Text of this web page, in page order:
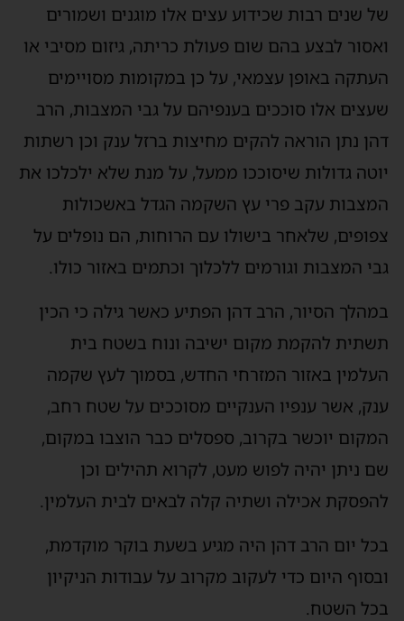
של שנים רבות שכידוע עצים אלו מוגנים ושמורים
ואסור לבצע בהם שום פעולת כריתה, גיזום מסיבי או
העתקה באופן עצמאי, על כן במקומות מסויימים
שעצים אלו סוככים בענפיהם על גבי המצבות, הרב
דהן נתן הוראה להקים מחיצות ברזל ענק וכן רשתות
יוטה גדולות שיסוככו ממעל, על מנת שלא ילכלכו את
המצבות עקב פרי עץ השקמה הגדל באשכולות
צפופים, שלאחר בישולו עם הרוחות, הם נופלים על
גבי המצבות וגורמים ללכלוך וכתמים באזור כולו.
במהלך הסיור, הרב דהן הפתיע כאשר גילה כי הכין
תשתית להקמת מקום ישיבה ונוח בשטח בית
העלמין באזור המזרחי החדש, בסמוך לעץ שקמה
ענק, אשר ענפיו הענקיים מסוככים על שטח רחב,
המקום יוכשר בקרוב, ספסלים כבר הוצבו במקום,
שם ניתן יהיה לפוש מעט, לקרוא תהילים וכן
להפסקת אכילה ושתיה קלה לבאים לבית העלמין.
בכל יום הרב דהן היה מגיע בשעת בוקר מוקדמת,
ובסוף היום כדי לעקוב מקרוב על עבודות הניקיון
בכל השטח.